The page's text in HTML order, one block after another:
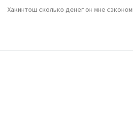
Хакинтош сколько денег он мне